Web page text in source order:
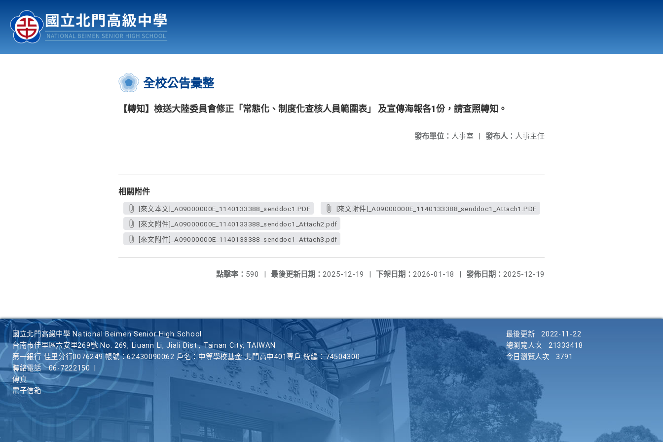
認識北中 行事曆
:::
全校公告彙整
【轉知】檢送大陸委員會修正「常態化、制度化查核人員範圍表」 及宣傳海報各1份，請查照轉知。
發布人： 人事主任
發布單位： 人事室 |
相關附件
[來文本文]_A09000000E_1140133388_senddoc1.PDF
[來文附件]_A09000000E_1140133388_senddoc1_Attach1.PDF
[來文附件]_A09000000E_1140133388_senddoc1_Attach2.pdf
[來文附件]_A09000000E_1140133388_senddoc1_Attach3.pdf
發佈日期： 2025-12-19
下架日期： 2026-01-18 |
最後更新日期： 2025-12-19 |
點擊率： 590 |
國立北門高級中學 National Beimen Senior High School
台南市佳里區六安里269號 No. 269, Liuann Li, Jiali Dist., Tainan City, TAIWAN
第一銀行 佳里分行0076249 帳號：62430090062 戶名：中等學校基金-北門高中401專戶 統編：74504300
聯絡電話
06-7222150
傳真
電子信箱
最後更新
2022-11-22
總瀏覽人次
21333418
今日瀏覽人次
3791